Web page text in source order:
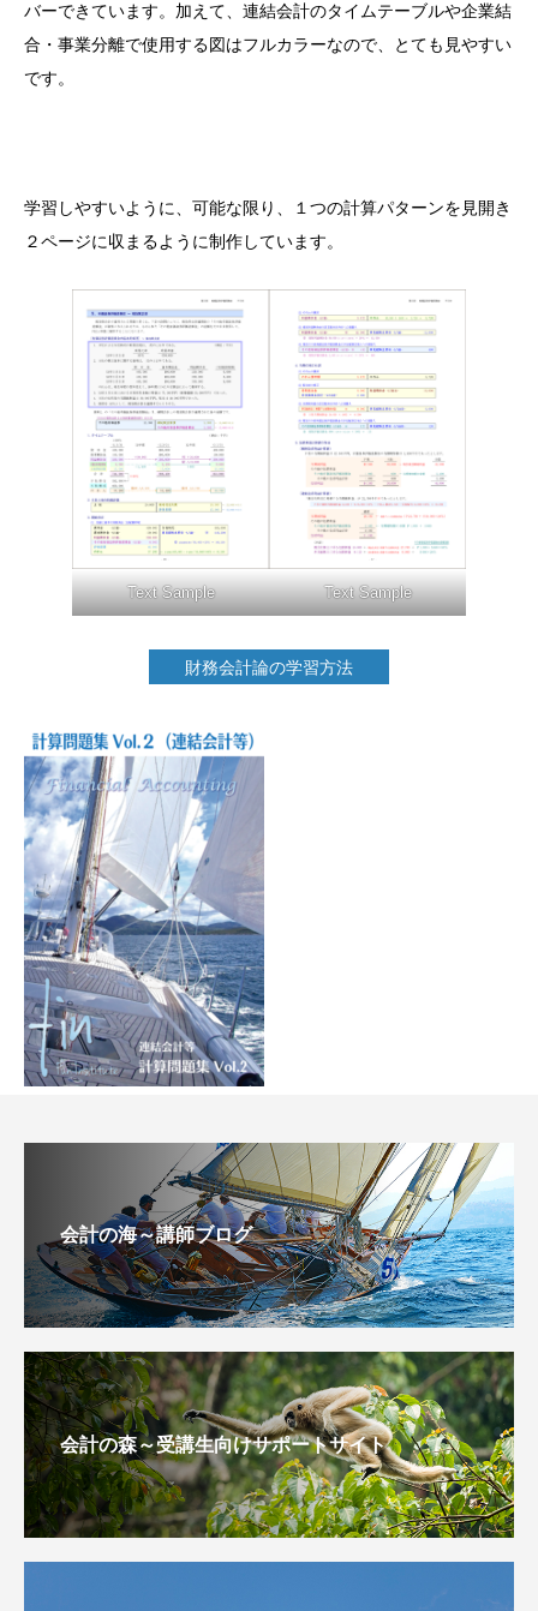
バーできています。加えて、連結会計のタイムテーブルや企業結
合・事業分離で使用する図はフルカラーなので、とても見やすい
です。
学習しやすいように、可能な限り、１つの計算パターンを見開き
２ページに収まるように制作しています。
Text Sample Text Sample
財務会計論の学習方法
会計の海～講師ブログ
会計の森～受講生向けサポートサイト